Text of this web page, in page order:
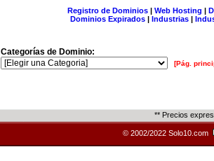
Registro de Dominios| Web Hosting |
Dominios Expirados | Industrias |
Categorías de Dominio:
[Pág.
** Precios
© 2002/2022 Solo10.com